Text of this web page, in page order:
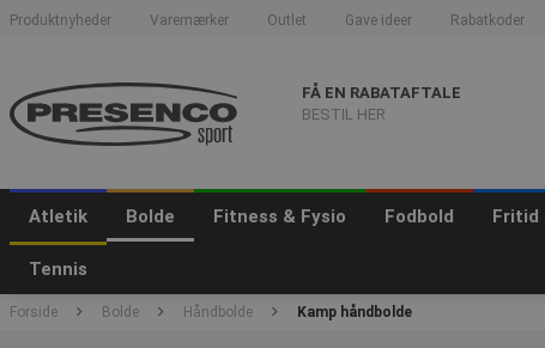
Produktnyheder Varemærker Outlet Gave ideer Rabatkoder
FÅ EN RABATAFTALE
BESTIL HER
Atletik Bolde Fitness & Fysio Fodbold Fritid
Tennis
Forside Bolde Håndbolde Kamp håndbolde